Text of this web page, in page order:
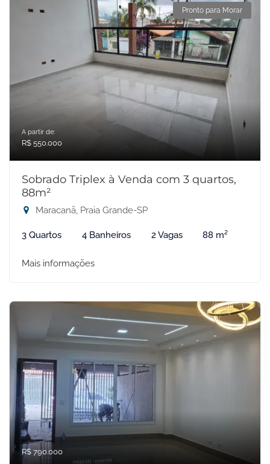
Pronto para Morar
A partir de:
R$ 550.000
Sobrado Triplex à Venda com 3 quartos,
88m²
Maracanã, Praia Grande-SP
3 Quartos 4 Banheiros 2 Vagas 88 m²
Mais informações
R$ 790.000